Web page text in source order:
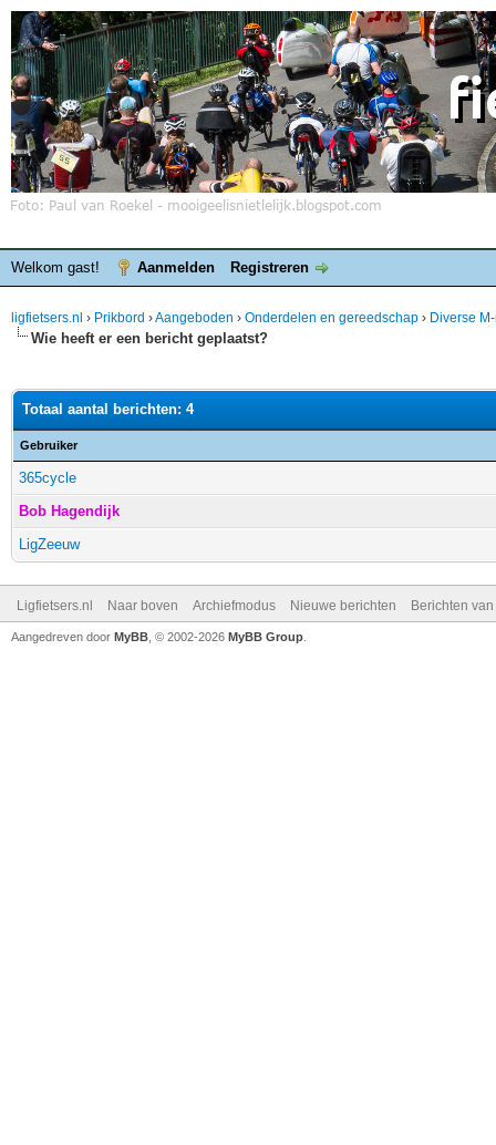
Welkom gast! Aanmelden Registreren
ligfietsers.nl › Prikbord ›Aangeboden › Onderdelen en gereedschap › Diverse
Wie heeft er een bericht geplaatst?
Totaal aantal berichten: 4
Gebruiker
365cycle
Bob Hagendijk
LigZeeuw
Ligfietsers.nl Naar boven Archiefmodus Nieuwe berichten Berichten
Aangedreven door MyBB , © 2002-2026 MyBB Group